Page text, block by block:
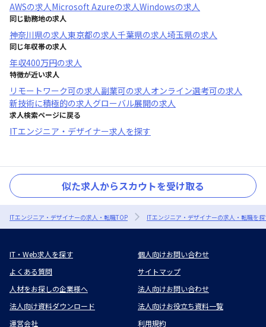
AWSの求人Microsoft Azureの求人Windowsの求人
同じ勤務地の求人
神奈川県の求人東京都の求人千葉県の求人埼玉県の求人
同じ年収帯の求人
年収400万円の求人
特徴が近い求人
リモートワーク可の求人副業可の求人オンライン選考可の求人
新技術に積極的の求人グローバル展開の求人
求人検索ページに戻る
ITエンジニア・デザイナー求人を探す
似た求人からスカウトを受け取る
ITエンジニア・デザイナーの求人・転職TOP ITエンジニア・デザイナーの求人・転職を
IT・Web求人を探す
個人向けお問い合わせ
よくある質問
サイトマップ
人材をお探しの企業様へ
法人向けお問い合わせ
法人向け資料ダウンロード
法人向けお役立ち資料一覧
運営会社
利用規約